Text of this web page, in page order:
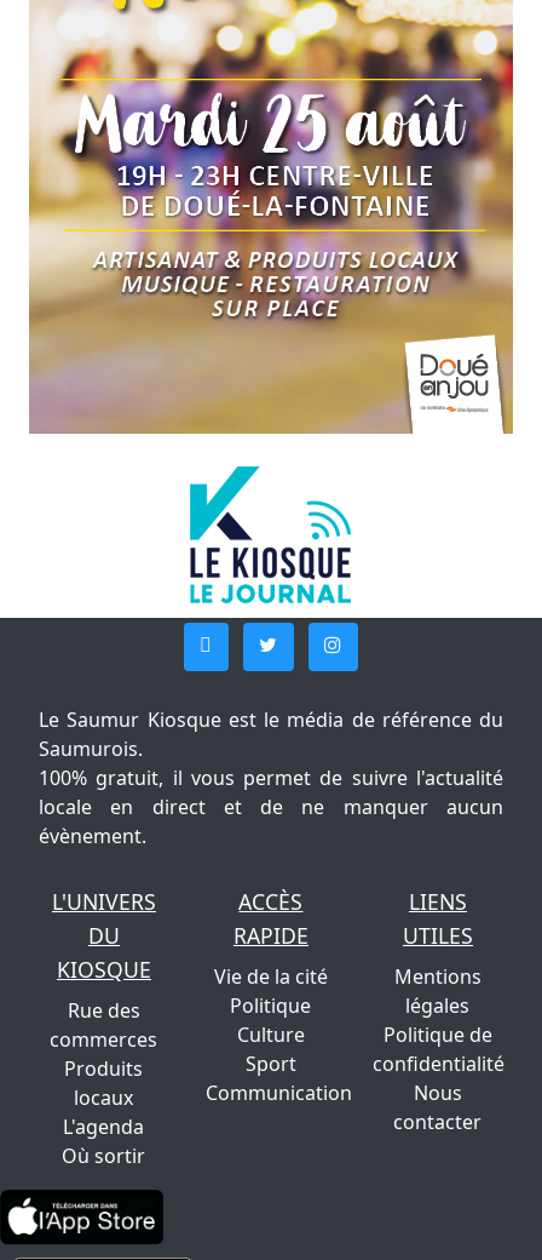
Le Saumur Kiosque est le média de référence du
Saumurois.
100% gratuit, il vous permet de suivre l'actualité
locale en direct et de ne manquer aucun
évènement.
L'UNIVERS
DU
KIOSQUE
Rue des
commerces
Produits
locaux
L'agenda
Où sortir
ACCÈS
RAPIDE
Vie de la cité
Politique
Culture
Sport
Communication
LIENS
UTILES
Mentions
légales
Politique de
confidentialité
Nous
contacter